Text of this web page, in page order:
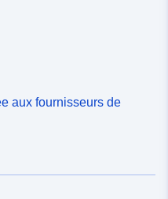
aux fournisseurs de